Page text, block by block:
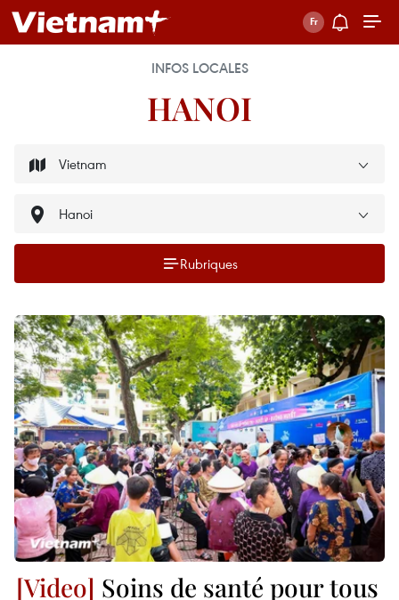
INFOS LOCALES
HANOI
Rubriques
Soins de santé pour tous